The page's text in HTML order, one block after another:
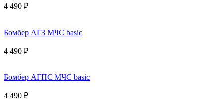
4 490 ₽
Бомбер АГЗ МЧС basic
4 490 ₽
Бомбер АГПС МЧС basic
4 490 ₽